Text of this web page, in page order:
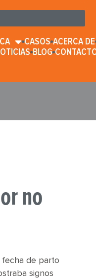
CASOS ACERCA DE
BLOG
no
fecha de parto
signos